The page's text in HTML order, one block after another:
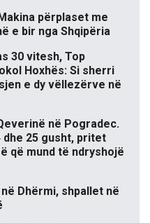
përplaset me
e bir nga Shqipëria
30 vitesh, Top
Hoxhës: Si sherri
e dy vëllezërve në
në Pogradec.
25 gusht, pritet
që mund të ndryshojë
Dhërmi, shpallet në